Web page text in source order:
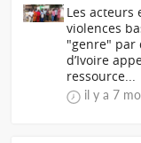
Les acteurs
violences
"genre" par
d’Ivoire
ressource...
il y a 7